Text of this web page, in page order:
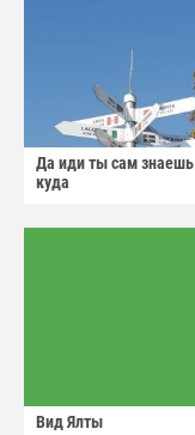
Да иди ты сам знаешь
куда
Вид Ялты